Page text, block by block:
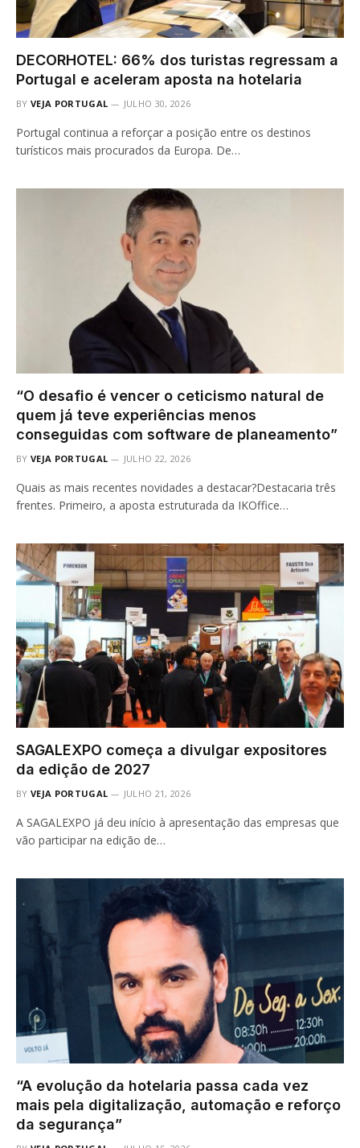
DECORHOTEL: 66% dos turistas regressam a
Portugal e aceleram aposta na hotelaria
BY VEJA PORTUGAL JULHO 30, 2026
Portugal continua a reforçar a posição entre os destinos
turísticos mais procurados da Europa. De…
“O desafio é vencer o ceticismo natural de
quem já teve experiências menos
conseguidas com software de planeamento”
BY VEJA PORTUGAL JULHO 22, 2026
Quais as mais recentes novidades a destacar?Destacaria três
frentes. Primeiro, a aposta estruturada da IKOffice…
SAGALEXPO começa a divulgar expositores
da edição de 2027
BY VEJA PORTUGAL JULHO 21, 2026
A SAGALEXPO já deu início à apresentação das empresas que
vão participar na edição de…
“A evolução da hotelaria passa cada vez
mais pela digitalização, automação e reforço
da segurança”